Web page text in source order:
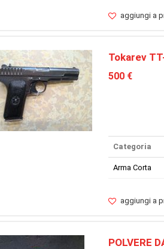
aggiungi a
Tokarev
500 €
Categoria
Arma Corta
aggiungi a
POLVERE